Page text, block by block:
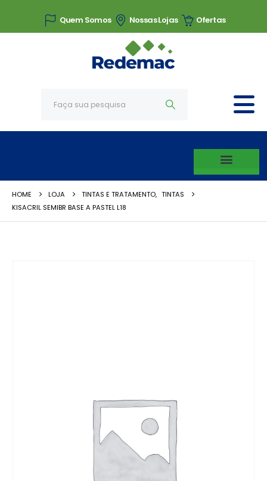
Quem Somos Nossas Lojas Ofertas
HOME LOJA TINTAS E TRATAMENTO, TINTAS
KISACRIL SEMIBR BASE A PASTEL L18